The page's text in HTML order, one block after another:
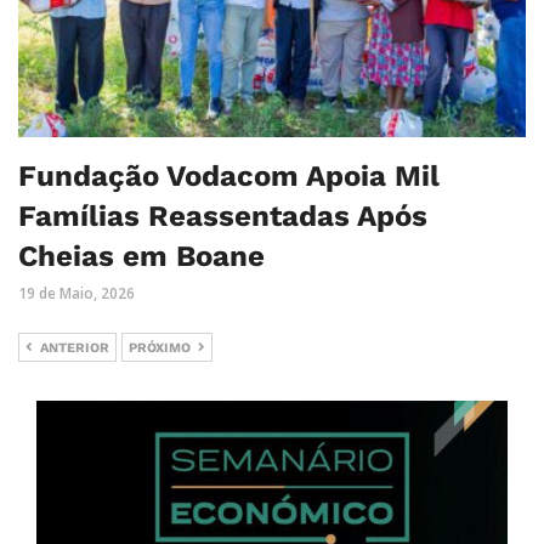
Fundação Vodacom Apoia Mil
Famílias Reassentadas Após
Cheias em Boane
19 de Maio, 2026
ANTERIOR PRÓXIMO